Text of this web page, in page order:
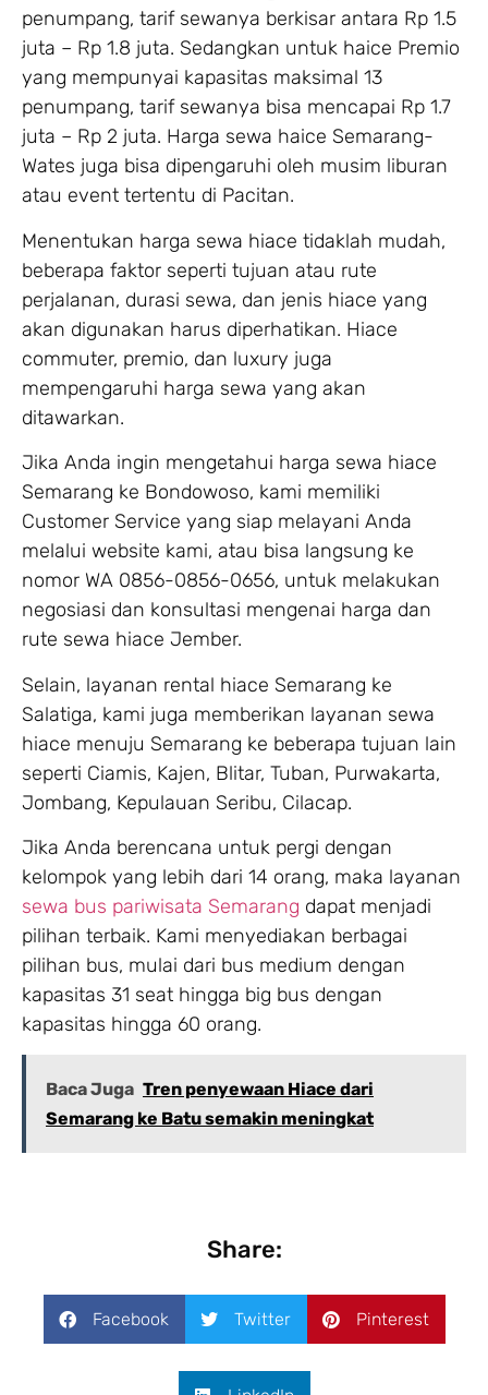
penumpang, tarif sewanya berkisar antara Rp 1.5
juta – Rp 1.8 juta. Sedangkan untuk haice Premio
yang mempunyai kapasitas maksimal 13
penumpang, tarif sewanya bisa mencapai Rp 1.7
juta – Rp 2 juta. Harga sewa haice Semarang-
Wates juga bisa dipengaruhi oleh musim liburan
atau event tertentu di Pacitan.
Menentukan harga sewa hiace tidaklah mudah,
beberapa faktor seperti tujuan atau rute
perjalanan, durasi sewa, dan jenis hiace yang
akan digunakan harus diperhatikan. Hiace
commuter, premio, dan luxury juga
mempengaruhi harga sewa yang akan
ditawarkan.
Jika Anda ingin mengetahui harga sewa hiace
Semarang ke Bondowoso, kami memiliki
Customer Service yang siap melayani Anda
melalui website kami, atau bisa langsung ke
nomor WA 0856-0856-0656, untuk melakukan
negosiasi dan konsultasi mengenai harga dan
rute sewa hiace Jember.
Selain, layanan rental hiace Semarang ke
Salatiga, kami juga memberikan layanan sewa
hiace menuju Semarang ke beberapa tujuan lain
seperti Ciamis, Kajen, Blitar, Tuban, Purwakarta,
Jombang, Kepulauan Seribu, Cilacap.
Jika Anda berencana untuk pergi dengan
kelompok yang lebih dari 14 orang, maka layanan
sewa bus pariwisata Semarang dapat menjadi
pilihan terbaik. Kami menyediakan berbagai
pilihan bus, mulai dari bus medium dengan
kapasitas 31 seat hingga big bus dengan
kapasitas hingga 60 orang.
Baca Juga Tren penyewaan Hiace dari
Semarang ke Batu semakin meningkat
Share:
Facebook Twitter Pinterest